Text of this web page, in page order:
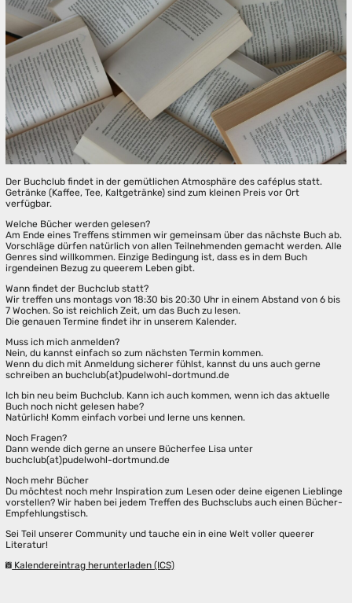
Der Buchclub findet in der gemütlichen Atmosphäre des caféplus statt.
Getränke (Kaffee, Tee, Kaltgetränke) sind zum kleinen Preis vor Ort
verfügbar.
Welche Bücher werden gelesen?
Am Ende eines Treffens stimmen wir gemeinsam über das nächste Buch ab.
Vorschläge dürfen natürlich von allen Teilnehmenden gemacht werden. Alle
Genres sind willkommen. Einzige Bedingung ist, dass es in dem Buch
irgendeinen Bezug zu queerem Leben gibt.
Wann findet der Buchclub statt?
Wir treffen uns montags von 18:30 bis 20:30 Uhr in einem Abstand von 6 bis
7 Wochen. So ist reichlich Zeit, um das Buch zu lesen.
Die genauen Termine findet ihr in unserem Kalender.
Muss ich mich anmelden?
Nein, du kannst einfach so zum nächsten Termin kommen.
Wenn du dich mit Anmeldung sicherer fühlst, kannst du uns auch gerne
schreiben an buchclub(at)pudelwohl-dortmund.de
Ich bin neu beim Buchclub. Kann ich auch kommen, wenn ich das aktuelle
Buch noch nicht gelesen habe?
Natürlich! Komm einfach vorbei und lerne uns kennen.
Noch Fragen?
Dann wende dich gerne an unsere Bücherfee Lisa unter
buchclub(at)pudelwohl-dortmund.de
Noch mehr Bücher
Du möchtest noch mehr Inspiration zum Lesen oder deine eigenen Lieblinge
vorstellen? Wir haben bei jedem Treffen des Buchsclubs auch einen Bücher-
Empfehlungstisch.
Sei Teil unserer Community und tauche ein in eine Welt voller queerer
Literatur!
Kalendereintrag herunterladen (ICS)